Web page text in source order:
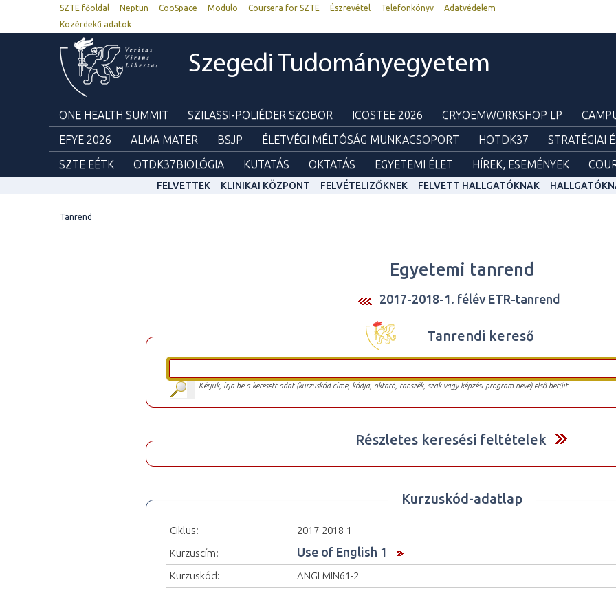
SZTE főoldal Neptun CooSpace Modulo Coursera for SZTE Észrevétel Telefonkönyv
Adatvédelem
Közérdekű adatok
Szegedi Tudományegyetem
ONE HEALTH SUMMIT SZILASSI-POLIÉDER SZOBOR ICOSTEE 2026 CRYOEMWORKSHOP LP
EFYE 2026
ALMA MATER BSJP ÉLETVÉGI MÉLTÓSÁG MUNKACSOPORT HOTDK37 STRATÉGIAI
SZTE EÉTK
OTDK37BIOLÓGIA KUTATÁS OKTATÁS EGYETEMI ÉLET HÍREK, ESEMÉNYEK
FELVETTEK KLINIKAI KÖZPONT FELVÉTELIZŐKNEK FELVETT HALLGATÓKNAK
Tanrend
Egyetemi tanrend
2017-2018-1. félév ETR-tanrend
Tanrendi kereső
Kérjük, írja be a keresett adat (kurzuskód címe, kódja, oktató, tanszék, szak vagy képzési program neve) első betűit.
Részletes keresési feltételek
Kurzuskód-adatlap
Ciklus:
2017-2018-1
Kurzuscím:
Use of English 1
Kurzuskód:
ANGLMIN61-2